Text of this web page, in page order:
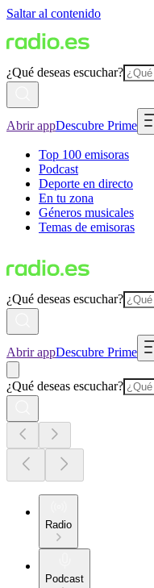
Saltar al contenido
¿Qué deseas escuchar?
Abrir appDescubre Prime
Top 100 emisoras
Podcast
Deporte en directo
En tu zona
Géneros musicales
Temas de emisoras
¿Qué deseas escuchar?
Abrir appDescubre Prime
¿Qué deseas escuchar?
Radio
Podcast